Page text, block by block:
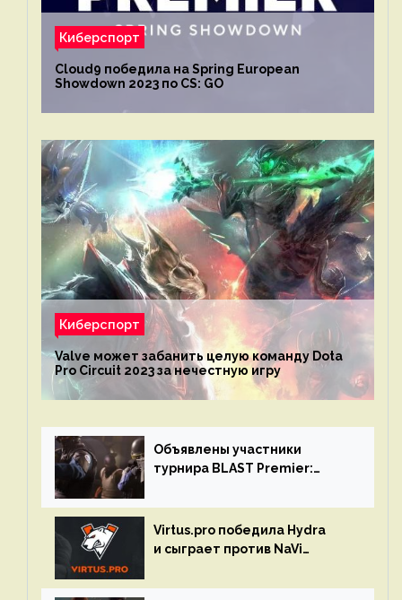
Киберспорт
Cloud9 победила на Spring European
Showdown 2023 по CS: GO
Киберспорт
Valve может забанить целую команду Dota
Pro Circuit 2023 за нечестную игру
Объявлены участники
турнира BLAST Premier:
Virtus.pro победила Hydra
и сыграет против NaVi